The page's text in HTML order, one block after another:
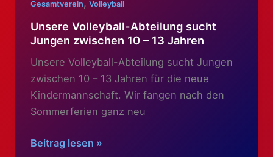
Gesamtverein, Volleyball
Unsere Volleyball-Abteilung sucht
Jungen zwischen 10 – 13 Jahren
Unsere Volleyball-Abteilung sucht Jungen
zwischen 10 – 13 Jahren für die neue
Kindermannschaft. Wir fangen nach den
Sommerferien ganz neu
Unsere
Beitrag lesen »